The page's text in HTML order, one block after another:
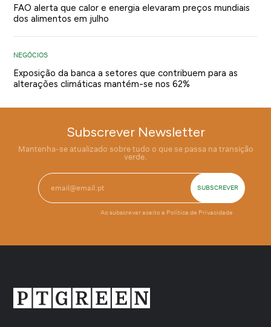
FAO alerta que calor e energia elevaram preços mundiais
dos alimentos em julho
NEGÓCIOS
Exposição da banca a setores que contribuem para as
alterações climáticas mantém-se nos 62%
Subscrever Newsletter
Mantenha-se atualizado sobre tudo o que se passa na transição
verde.
Ao subscrever aceito a Política de Privacidade